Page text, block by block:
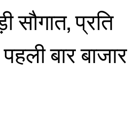
सौगात, प्रति
बार बाजार